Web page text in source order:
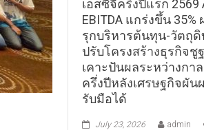
เอสซีจีครึ่งปีแรก 2569
EBITDA แกร่งขึ้น
รุกบริหารต้นทุน-วัตถุดิ
ปรับโครงสร้างธุรกิจชู
เคาะปันผลระหว่างกา
ครึ่งปีหลังเศรษฐกิจผัน
รับมือได้
July 23, 2026 admin